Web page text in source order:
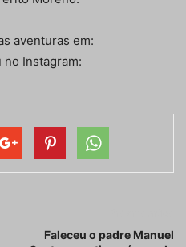
aventuras em:
Instagram:
Faleceu o padre Manuel